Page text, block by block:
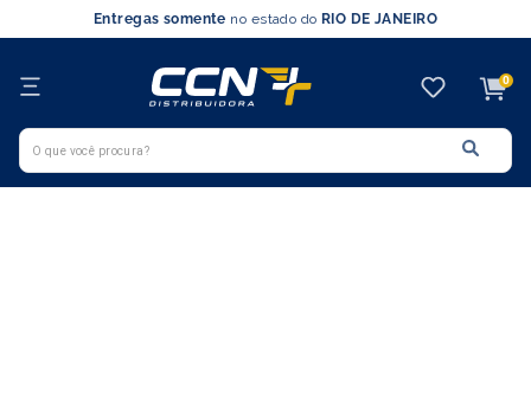
Entregas somente no estado do RIO DE JANEIRO
0